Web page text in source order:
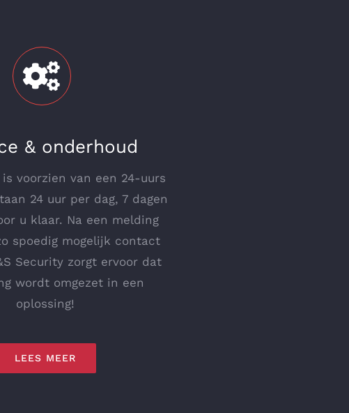
& onderhoud
is voorzien van een 24-uurs
24 uur per dag, 7 dagen
u klaar. Na een melding
spoedig mogelijk contact
Security zorgt ervoor dat
wordt omgezet in een
oplossing!
LEES MEER